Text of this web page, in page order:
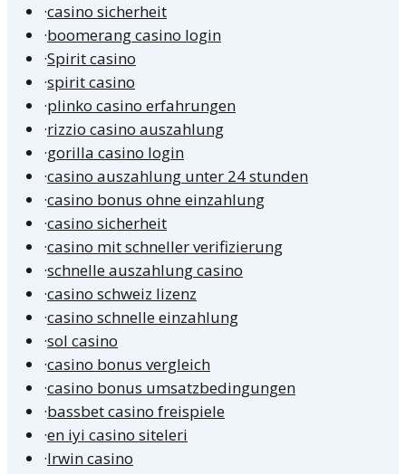
·casino sicherheit
·boomerang casino login
·Spirit casino
·spirit casino
·plinko casino erfahrungen
·rizzio casino auszahlung
·gorilla casino login
·casino auszahlung unter 24 stunden
·casino bonus ohne einzahlung
·casino sicherheit
·casino mit schneller verifizierung
·schnelle auszahlung casino
·casino schweiz lizenz
·casino schnelle einzahlung
·sol casino
·casino bonus vergleich
·casino bonus umsatzbedingungen
·bassbet casino freispiele
·en iyi casino siteleri
·Irwin casino